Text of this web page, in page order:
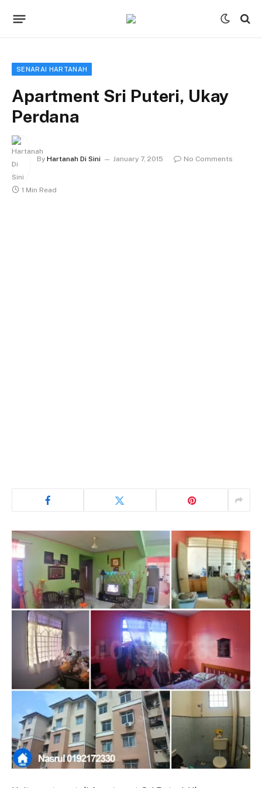
SENARAI HARTANAH
Apartment Sri Puteri, Ukay
Perdana
By Hartanah Di Sini January 7, 2015 No Comments
1 Min Read